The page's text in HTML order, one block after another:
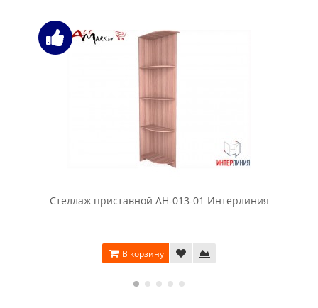
Стеллаж приставной АН-013-01 Интерлиния
В корзину